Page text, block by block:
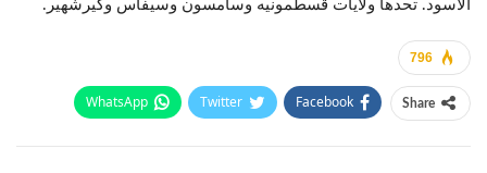
الأسود. تحدها ولايات قسطمونيه وسامسون وسيفاس وكيرشهير.
796
Share
Facebook
Twitter
WhatsApp